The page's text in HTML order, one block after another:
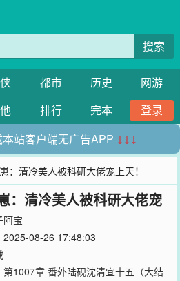
搜索
都市 历史
网游
排行 完本
登录
站客户端无广告APP ↓↓↓
：清冷美人被科研大佬宠上天！
：清冷美人被科研大佬宠
阿宝
2025-08-26 17:48:03
第1007章 番外陆砚沈清宜十五（大结